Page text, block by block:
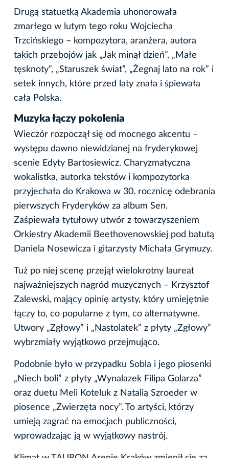
Drugą statuetką Akademia uhonorowała
zmarłego w lutym tego roku Wojciecha
Trzcińskiego – kompozytora, aranżera, autora
takich przebojów jak „Jak minął dzień”, „Małe
tęsknoty”, „Staruszek świat”, „Żegnaj lato na rok” i
setek innych, które przed laty znała i śpiewała
cała Polska.
Muzyka łączy pokolenia
Wieczór rozpoczął się od mocnego akcentu –
występu dawno niewidzianej na fryderykowej
scenie Edyty Bartosiewicz. Charyzmatyczna
wokalistka, autorka tekstów i kompozytorka
przyjechała do Krakowa w 30. rocznicę odebrania
pierwszych Fryderyków za album Sen.
Zaśpiewała tytułowy utwór z towarzyszeniem
Orkiestry Akademii Beethovenowskiej pod batutą
Daniela Nosewicza i gitarzysty Michała Grymuzy.
Tuż po niej scenę przejął wielokrotny laureat
najważniejszych nagród muzycznych – Krzysztof
Zalewski, mający opinię artysty, który umiejętnie
łączy to, co popularne z tym, co alternatywne.
Utwory „Zgłowy” i „Nastolatek” z płyty „Zgłowy”
wybrzmiały wyjątkowo przejmująco.
Podobnie było w przypadku Sobla i jego piosenki
„Niech boli” z płyty „Wynalazek Filipa Golarza”
oraz duetu Meli Koteluk z Natalią Szroeder w
piosence „Zwierzęta nocy”. To artyści, którzy
umieją zagrać na emocjach publiczności,
wprowadzając ją w wyjątkowy nastrój.